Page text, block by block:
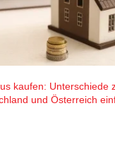
kaufen: Unterschiede
und Österreich